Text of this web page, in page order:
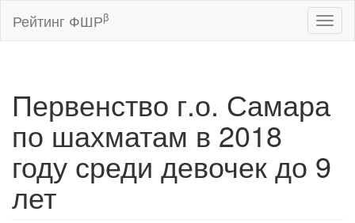
Рейтинг ФШРβ
Первенство г.о. Самара
по шахматам в 2018
году среди девочек до 9
лет